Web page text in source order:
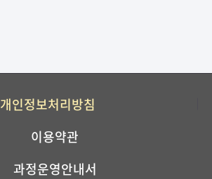
개인정보처리방침
이용약관
과정운영안내서